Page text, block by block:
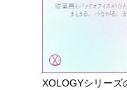
XOLOGYシリーズ